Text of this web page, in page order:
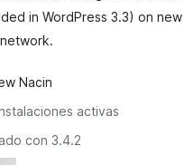
in WordPress 3.3) on new
Nacin
activas
con 3.4.2